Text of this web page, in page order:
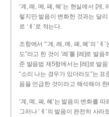
‘계, 례, 몌, 폐, 혜’는 현실에서 [게
렇지만 발음이 변화한 것과는 달리
로 ‘ㅖ’로 적는다.
조항에서 “‘계, 례, 몌, 폐, 혜’의 ‘
도”라고 한 것이 ‘례’를 [레]로 발
준 발음법 제5항에서는 [레]로 발
“소리 나는 경우가 있더라도”는
음을 언급한 것이라고 해석해야 한
‘계, 몌, 폐, 혜’는 발음의 변화를
그러나 ‘ㅖ’의 발음이 완전히 사